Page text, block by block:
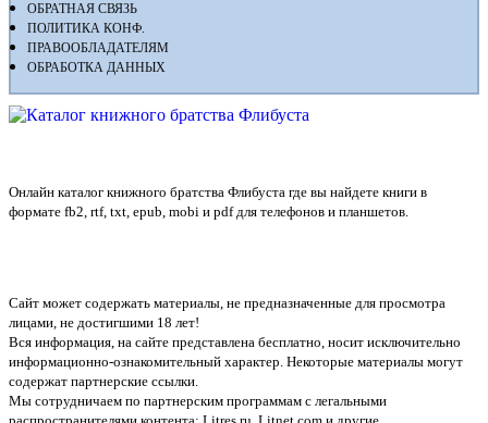
ОБРАТНАЯ СВЯЗЬ
ПОЛИТИКА КОНФ.
ПРАВООБЛАДАТЕЛЯМ
ОБРАБОТКА ДАННЫХ
Онлайн каталог книжного братства Флибуста где вы найдете книги в
формате fb2, rtf, txt, epub, mobi и pdf для телефонов и планшетов.
Сайт может содержать материалы, не предназначенные для просмотра
лицами, не достигшими 18 лет!
Вся информация, на сайте представлена бесплатно, носит исключительно
информационно-ознакомительный характер. Некоторые материалы могут
содержат партнерские ссылки.
Мы сотрудничаем по партнерским программам с легальными